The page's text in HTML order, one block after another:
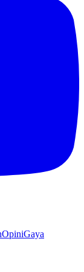
OpiniGaya